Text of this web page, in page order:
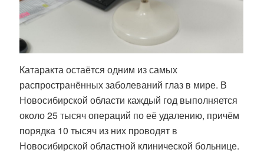
Катаракта остаётся одним из самых
распространённых заболеваний глаз в мире. В
Новосибирской области каждый год выполняется
около 25 тысяч операций по её удалению, причём
порядка 10 тысяч из них проводят в
Новосибирской областной клинической больнице.